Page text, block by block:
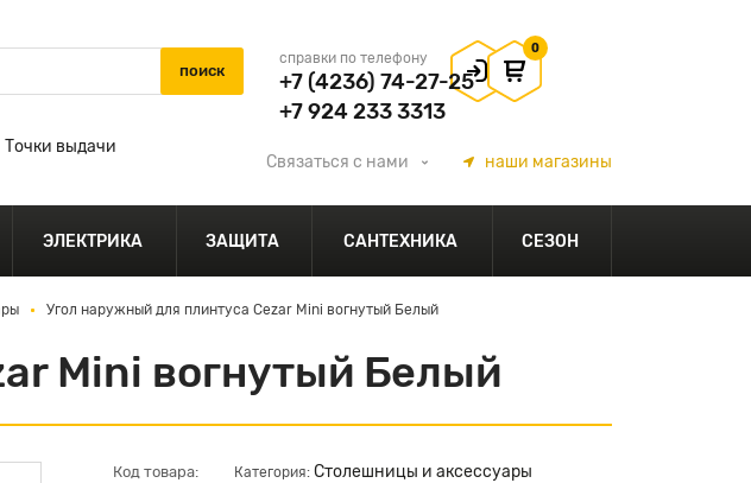
справки по телефону
+7 (4236) 74-27-25
+7 924 233 3313
0
Точки выдачи
Связаться с нами наши магазины
ЭЛЕКТРИКА ЗАЩИТА САНТЕХНИКА СЕЗОН
Угол наружный для плинтуса Cezar Mini вогнутый Белый
Mini вогнутый Белый
Код товара: Категория: Столешницы и аксессуары